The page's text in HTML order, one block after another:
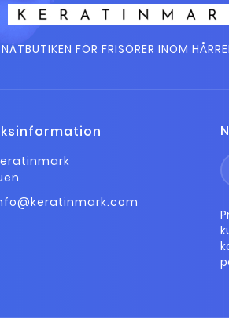
FÖR FRISÖRER INOM